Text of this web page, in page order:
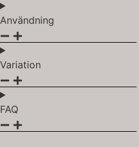
Användning
Variation
FAQ